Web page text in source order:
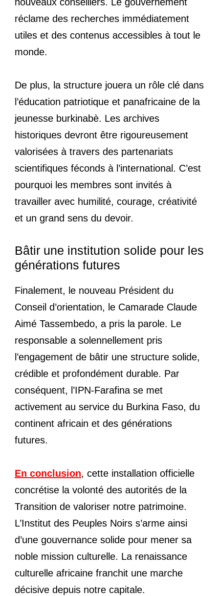
réclame des recherches immédiatement
utiles et des contenus accessibles à tout le
monde.
De plus, la structure jouera un rôle clé dans
l’éducation patriotique et panafricaine de la
jeunesse burkinabè. Les archives
historiques devront être rigoureusement
valorisées à travers des partenariats
scientifiques féconds à l’international. C’est
pourquoi les membres sont invités à
travailler avec humilité, courage, créativité
et un grand sens du devoir.
Bâtir une institution solide pour les
générations futures
Finalement, le nouveau Président du
Conseil d’orientation, le Camarade Claude
Aimé Tassembedo, a pris la parole. Le
responsable a solennellement pris
l’engagement de bâtir une structure solide,
crédible et profondément durable. Par
conséquent, l’IPN-Farafina se met
activement au service du Burkina Faso, du
continent africain et des générations
futures.
En conclusion, cette installation officielle
concrétise la volonté des autorités de la
Transition de valoriser notre patrimoine.
L’Institut des Peuples Noirs s’arme ainsi
d’une gouvernance solide pour mener sa
noble mission culturelle. La renaissance
culturelle africaine franchit une marche
décisive depuis notre capitale.